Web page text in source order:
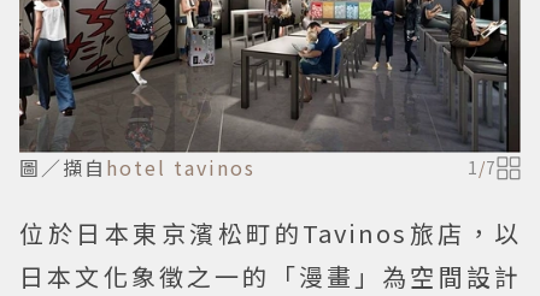
圖／擷自 hotel tavinos 1/7
位於日本東京濱松町的Tavinos旅店，以
日本文化象徵之一的「漫畫」為空間設計